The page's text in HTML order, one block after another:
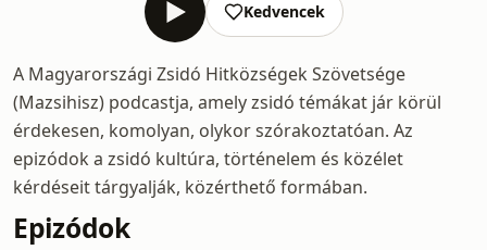
Kedvencek
A Magyarországi Zsidó Hitközségek Szövetsége
(Mazsihisz) podcastja, amely zsidó témákat jár körül
érdekesen, komolyan, olykor szórakoztatóan. Az
epizódok a zsidó kultúra, történelem és közélet
kérdéseit tárgyalják, közérthető formában.
Epizódok